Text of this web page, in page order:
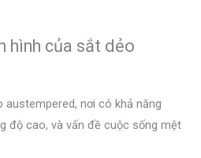
hình của sắt dẻo
nơi có khả năng
độ cao, và vấn đề cuộc sống mệt